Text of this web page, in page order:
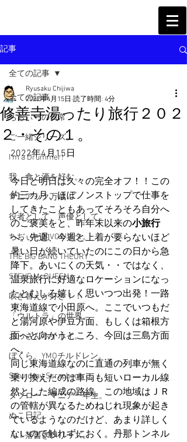
記事
全ての記事
ちぢぃーの日常
ご一緒シリーズ。
I'm a Drummer!
我、食と酒を好む。
マニアック万歳！
役者として、声優として。
ちぢぃー的VOWネタ。
THE BIG BANG THEORY
STEVE McQUEEN
吹き替えが好き！！
「ウルトラ」の世界。
おっさんホイホイ。
ぼくら、YMOチルドレン。
Saturdeay Scrapbook
タツロー・マニア一年生。
ぬこ日記。
ＡＩ落書きシリーズ。
全ての記事
修善寺湯ったり旅行２０２
２・その１。
Ryusaku Chijiwa
2022年4月15日 読了時間: 4分
2022年4月15日
今日と明日は久々の完全オフ！！この
約三カ月、ほぼノンストップで仕事を
してきたこともあってそろそろ自分へ
のご褒美をと、昨年末以来の小旅行
へ。先週、今週と上着が要らないほど
暑い日が続いていたのにこの日から急
降下。あいにくの天気・・ではなく、
温泉旅行に好適なロケーションになっ
たとむしろ嬉しく思いつつ出発！一路
東海道線で小田原へ。ここでいつもだ
と湯河原や伊豆方面、もしくは箱根方
面へと向かうところ、今回は三島方面
へ。
同じ東海道線なのに直通の列車が無く
乗り換えたのは車両も短いローカル線
然とした編成の路線。この地域はＪＲ
の管轄が異なるためねじれ現象が起き
ているようなのだけど、あまり詳しく
ないので触れずにおく。丹那トンネル